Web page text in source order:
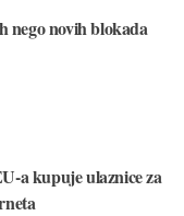
nego novih blokada
a kupuje ulaznice za